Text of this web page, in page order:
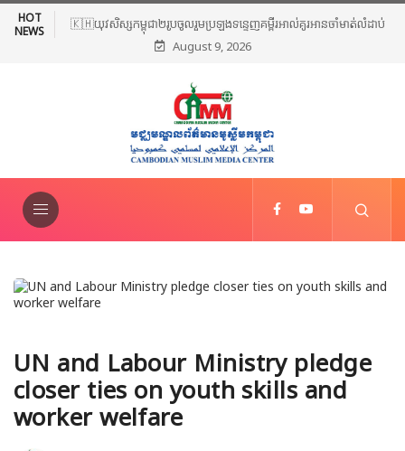
HOT
NEWS
🇰🇭យុវសិស្សកម្ពុជា២រូបចូលរួមប្រឡងទន្ទេញគម្ពីរអាល់គូរអានចាំមាត់លំដាប់
ពិភពលោក លើកទី៤៦ នៅទីក្រុងម៉ាក់កះ ប្រទេសអារ៉ាប៊ីសាអូឌីត
August 9, 2026
UN and Labour Ministry pledge
closer ties on youth skills and
worker welfare